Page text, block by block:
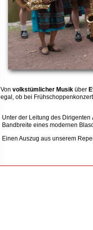
Von volkstümlicher Musik über
egal, ob bei
Unter der Leitung des Dirigenten
Bandbreite eines modernen
Einen Auszug aus unserem